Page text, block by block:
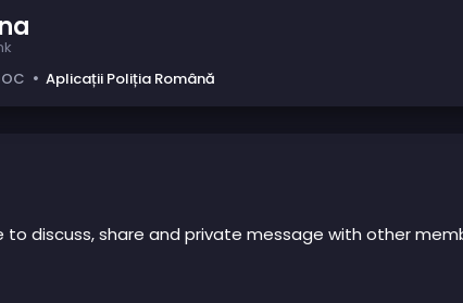
Aplicații Poliția Română
to discuss, share and private message with other